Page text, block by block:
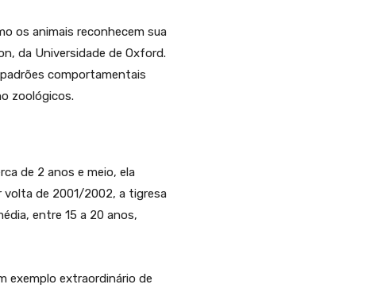
os animais reconhecem sua
da Universidade de Oxford.
comportamentais
zoológicos.
de 2 anos e meio, ela
volta de 2001/2002, a tigresa
entre 15 a 20 anos,
exemplo extraordinário de